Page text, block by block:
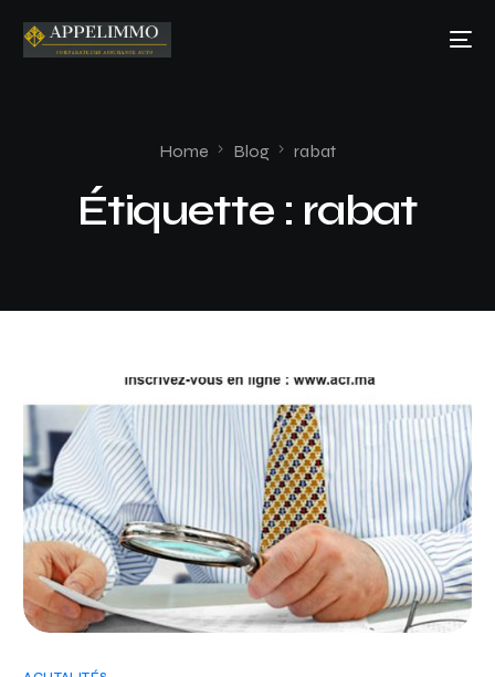
Home Blog rabat
Étiquette : rabat